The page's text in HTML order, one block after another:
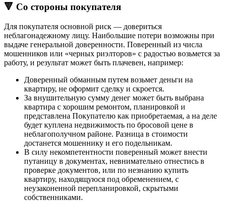
🔻 Со стороны покупателя
Для покупателя основной риск — довериться
неблагонадежному лицу. Наибольшие потери возможны при
выдаче генеральной доверенности. Поверенный из числа
мошенников или «черных риэлторов» с радостью возьмется за
работу, и результат может быть плачевен, например:
Доверенный обманным путем возьмет деньги на
квартиру, не оформит сделку и скроется.
За внушительную сумму денег может быть выбрана
квартира с хорошим ремонтом, планировкой и
представлена Покупателю как приобретаемая, а на деле
будет куплена недвижимость по бросовой цене в
неблагополучном районе. Разница в стоимости
достанется мошеннику и его подельникам.
В силу некомпетентности поверенный может внести
путаницу в документах, невнимательно отнестись в
проверке документов, или по незнанию купить
квартиру, находящуюся под обременением, с
неузаконенной перепланировкой, скрытыми
собственниками.